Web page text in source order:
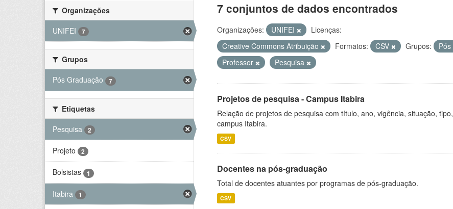
Organizações
UNIFEI
7
Grupos
Pós Graduação
7
Etiquetas
Pesquisa
2
Projeto 2
Bolsistas 1
Itabira 1
7 conjuntos de dados encontrados
Organizações: UNIFEI
Licenças:
Creative Commons Atribuição
Formatos: CSV Grupos:
Professor
Pesquisa
Projetos de pesquisa - Campus Itabira
Relação de projetos de pesquisa com título, ano, vigência, situação,
campus Itabira.
CSV
Docentes na pós-graduação
Total de docentes atuantes por programas de pós-graduação.
CSV